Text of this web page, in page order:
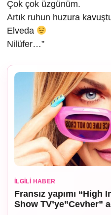
Çok çok üzgünüm.
Artık ruhun huzura
Elveda
Nilüfer…”
İLGILI HABER
Fransız yapımı
Show TV’ye”Cevher”